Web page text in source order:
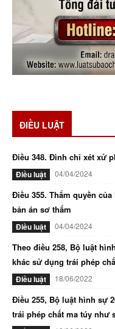
ĐIỀU LUẬT
Điều 348. Đình chỉ xét xử
Điều luật 04/04/2024
Điều 355. Thẩm quyền
bản án sơ thẩm
Điều luật 04/04/2024
Theo điều 258, Bộ luật
khác sử dụng trái phép
Điều luật 18/06/2022
Điều 255, Bộ luật hình sự
trái phép chất ma túy như